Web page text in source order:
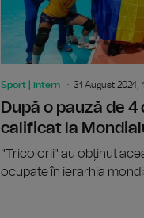
Sport | intern 31 August 2024,
După o pauză de
calificat la
"Tricolorii" au obținut
ocupate în ierarhia